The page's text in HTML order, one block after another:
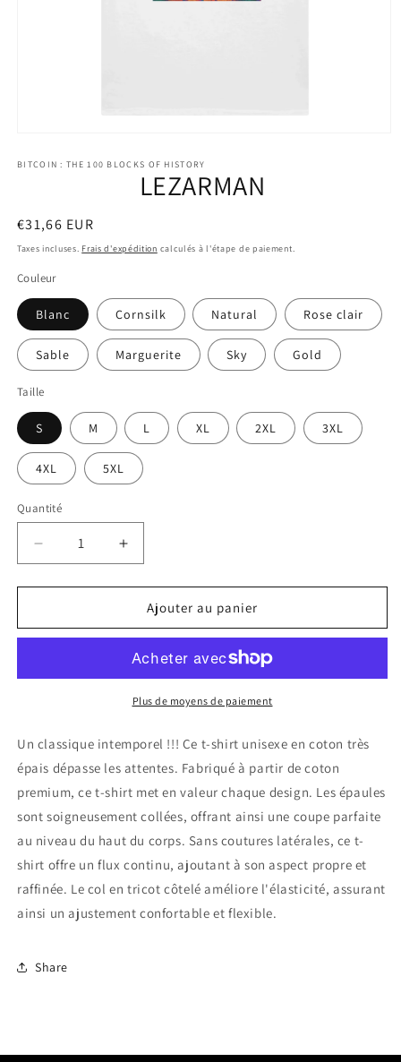
média
fenêtre
modale
BITCOIN : THE 100 BLOCKS OF HISTORY
LEZARMAN
Prix
habituel
€31,66 EUR
Taxes incluses. Frais d'expédition calculés à l'étape de paiement.
Couleur
Blanc Cornsilk Natural Rose clair
Sable Marguerite Sky Gold
Taille
S M L XL 2XL 3XL
4XL 5XL
Quantité
Réduire
la
quantité
LEZARMAN
Augmenter
la
quantité
LEZARMAN
Ajouter au panier
Plus de moyens de paiement
Un classique intemporel !!! Ce t-shirt unisexe en coton très
épais dépasse les attentes. Fabriqué à partir de coton
premium, ce t-shirt met en valeur chaque design. Les épaules
sont soigneusement collées, offrant ainsi une coupe parfaite
au niveau du haut du corps. Sans coutures latérales, ce t-
shirt offre un flux continu, ajoutant à son aspect propre et
raffinée. Le col en tricot côtelé améliore l'élasticité, assurant
ainsi un ajustement confortable et flexible.
Share